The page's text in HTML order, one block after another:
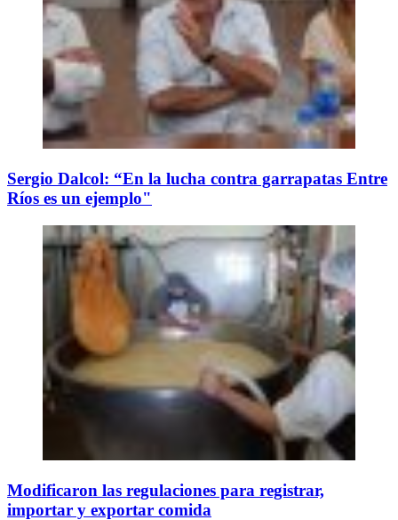
Sergio Dalcol: “En la lucha contra garrapatas Entre
Ríos es un ejemplo"
Modificaron las regulaciones para registrar,
importar y exportar comida